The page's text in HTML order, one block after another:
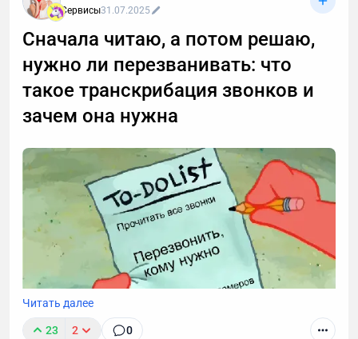
Сервисы31.07.2025
Сначала читаю, а потом решаю,
нужно ли перезванивать: что
такое транскрибация звонков и
зачем она нужна
Читать далее
23 2 0